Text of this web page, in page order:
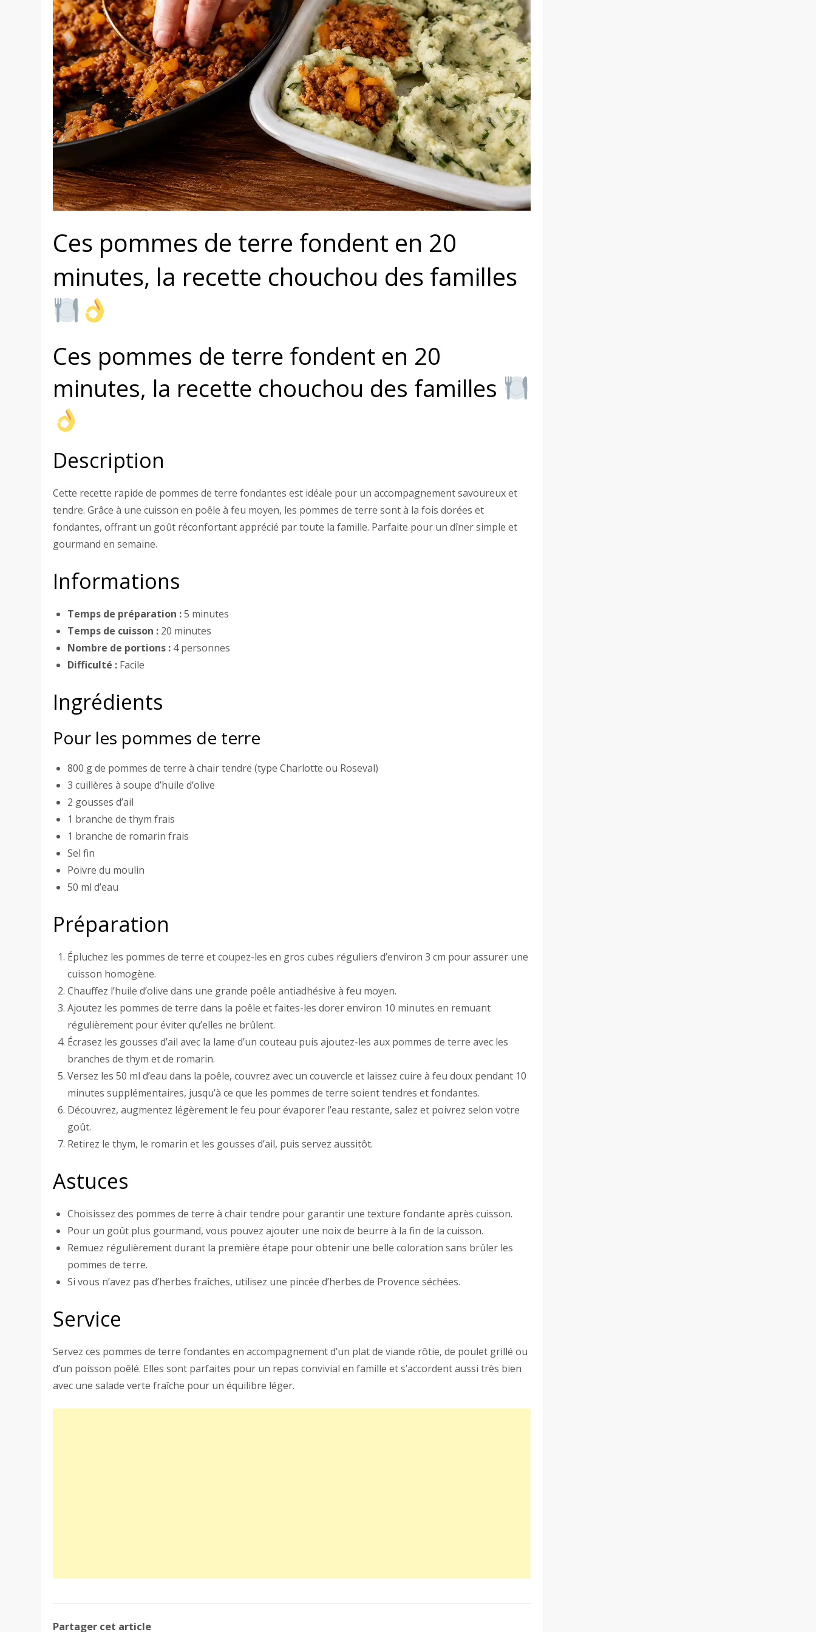
Ces pommes de terre fondent en 20
minutes, la recette chouchou des familles
Ces pommes de terre fondent en 20
minutes, la recette chouchou des familles
Description
Cette recette rapide de pommes de terre fondantes est idéale pour un accompagnement savoureux et
tendre. Grâce à une cuisson en poêle à feu moyen, les pommes de terre sont à la fois dorées et
fondantes, offrant un goût réconfortant apprécié par toute la famille. Parfaite pour un dîner simple et
gourmand en semaine.
Informations
Temps de préparation :5 minutes
Temps de cuisson : 20 minutes
Nombre de portions : 4 personnes
Difficulté : Facile
Ingrédients
Pour les pommes de terre
800 g de pommes de terre à chair tendre (type Charlotte ou Roseval)
3 cuillères à soupe d’huile d’olive
2 gousses d’ail
1 branche de thym frais
1 branche de romarin frais
Sel fin
Poivre du moulin
50 ml d’eau
Préparation
Épluchez les pommes de terre et coupez-les en gros cubes réguliers d’environ 3 cm pour assurer une
cuisson homogène.
Chauffez l’huile d’olive dans une grande poêle antiadhésive à feu moyen.
Ajoutez les pommes de terre dans la poêle et faites-les dorer environ 10 minutes en remuant
régulièrement pour éviter qu’elles ne brûlent.
Écrasez les gousses d’ail avec la lame d’un couteau puis ajoutez-les aux pommes de terre avec les
branches de thym et de romarin.
Versez les 50 ml d’eau dans la poêle, couvrez avec un couvercle et laissez cuire à feu doux pendant 10
minutes supplémentaires, jusqu’à ce que les pommes de terre soient tendres et fondantes.
Découvrez, augmentez légèrement le feu pour évaporer l’eau restante, salez et poivrez selon votre
goût.
Retirez le thym, le romarin et les gousses d’ail, puis servez aussitôt.
Astuces
Choisissez des pommes de terre à chair tendre pour garantir une texture fondante après cuisson.
Pour un goût plus gourmand, vous pouvez ajouter une noix de beurre à la fin de la cuisson.
Remuez régulièrement durant la première étape pour obtenir une belle coloration sans brûler les
pommes de terre.
Si vous n’avez pas d’herbes fraîches, utilisez une pincée d’herbes de Provence séchées.
Service
Servez ces pommes de terre fondantes en accompagnement d’un plat de viande rôtie, de poulet grillé ou
d’un poisson poêlé. Elles sont parfaites pour un repas convivial en famille et s’accordent aussi très bien
avec une salade verte fraîche pour un équilibre léger.
Partager cet article